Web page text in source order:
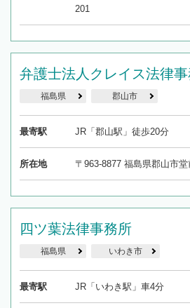
201
弁護士法人クレイス法律
福島県 郡山市
最寄駅 JR「郡山駅」徒歩20分
所在地 〒963-8877 福島県郡山市
四ツ葉法律事務所
福島県 いわき市
最寄駅 JR「いわき駅」車4分